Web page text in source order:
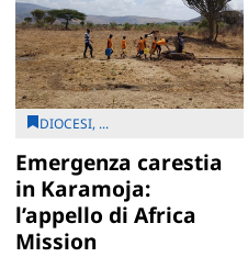
DIOCESI, ...
Emergenza carestia
in Karamoja:
l’appello di Africa
Mission